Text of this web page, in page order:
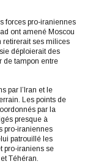
forces pro-iraniennes
ont amené Moscou
retirerait ses milices
déploierait des
de tampon entre
par l’Iran et le
Les points de
par la
presque à
pro-iraniennes
patrouillé les
pro-iraniens se
Téhéran.